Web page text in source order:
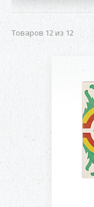
Товаров 12 из 12